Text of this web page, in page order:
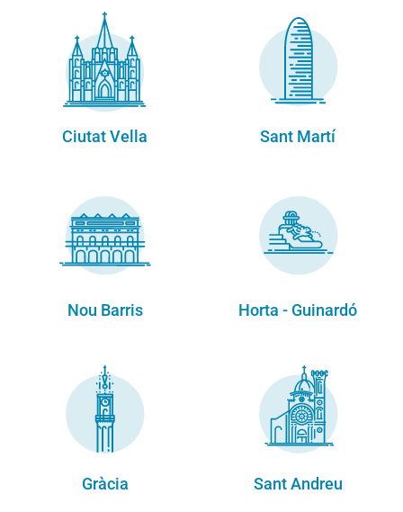
Ciutat Vella Sant Martí
Nou Barris Horta - Guinardó
Gràcia Sant Andreu